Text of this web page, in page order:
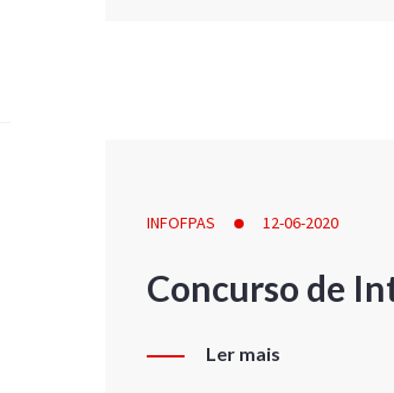
INFOFPAS 12-06-2020
Concurso de
Ler mais